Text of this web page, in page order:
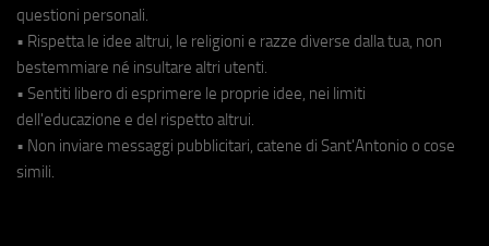
questioni personali.
• Rispetta le idee altrui, le religioni e razze diverse dalla tua, non
bestemmiare né insultare altri utenti.
• Sentiti libero di esprimere le proprie idee, nei limiti
dell'educazione e del rispetto altrui.
• Non inviare messaggi pubblicitari, catene di Sant'Antonio o cose
simili.